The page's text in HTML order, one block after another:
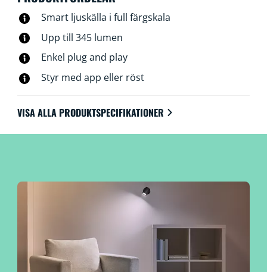
befintliga Wi-Fi. Du behöver ingen extra maskinvara,
nya nätverksinställningar eller installationer.
Smart ljuskälla i full färgskala
Upp till 345 lumen
Enkel plug and play
Styr med app eller röst
VISA ALLA PRODUKTSPECIFIKATIONER